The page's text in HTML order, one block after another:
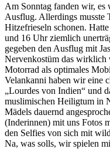
Am Sonntag fanden wir,
Ausflug. Allerdings musste
Hitzefrieseln schonen.
und 16 Uhr ziemlich
gegeben den Ausflug mit
Nervenkostüm das wirklich
Motorrad als optimales
Velankanni haben wir eine
„Lourdes von Indien“ und
muslimischen Heiligtum in
Mädels dauernd
(Inderinnen) mit uns Fotos
den Selfies von sich mit
Na, was solls, wir spielen